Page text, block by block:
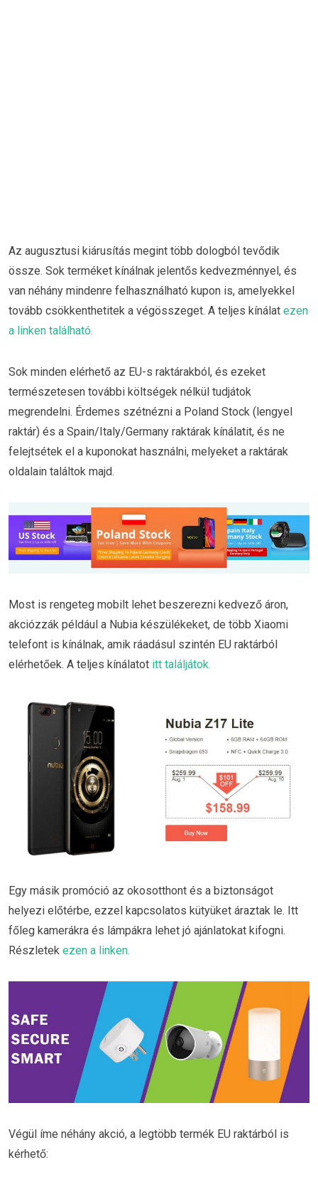
Az augusztusi kiárusítás megint több dologból tevődik
össze. Sok terméket kínálnak jelentős kedvezménnyel, és
van néhány mindenre felhasználható kupon is, amelyekkel
tovább csökkenthetitek a végösszeget. A teljes kínálat ezen
a linken található.
Sok minden elérhető az EU-s raktárakból, és ezeket
természetesen további költségek nélkül tudjátok
megrendelni. Érdemes szétnézni a Poland Stock (lengyel
raktár) és a Spain/Italy/Germany raktárak kínálatit, és ne
felejtsétek el a kuponokat használni, melyeket a raktárak
oldalain találtok majd.
Most is rengeteg mobilt lehet beszerezni kedvező áron,
akciózzák például a Nubia készülékeket, de több Xiaomi
telefont is kínálnak, amik ráadásul szintén EU raktárból
elérhetőek. A teljes kínálatot itt találjátok.
Egy másik promóció az okosotthont és a biztonságot
helyezi előtérbe, ezzel kapcsolatos kütyüket áraztak le. Itt
főleg kamerákra és lámpákra lehet jó ajánlatokat kifogni.
Részletek ezen a linken.
Végül íme néhány akció, a legtöbb termék EU raktárból is
kérhető: